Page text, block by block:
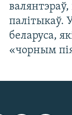
палітыкаў.
беларуса,
«чорным